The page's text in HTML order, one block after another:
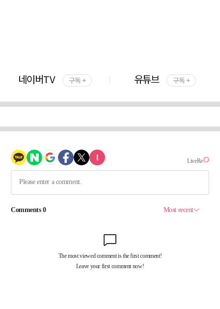
네이버TV 구독 + 유튜브 구독 +